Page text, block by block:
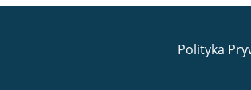
Polityka